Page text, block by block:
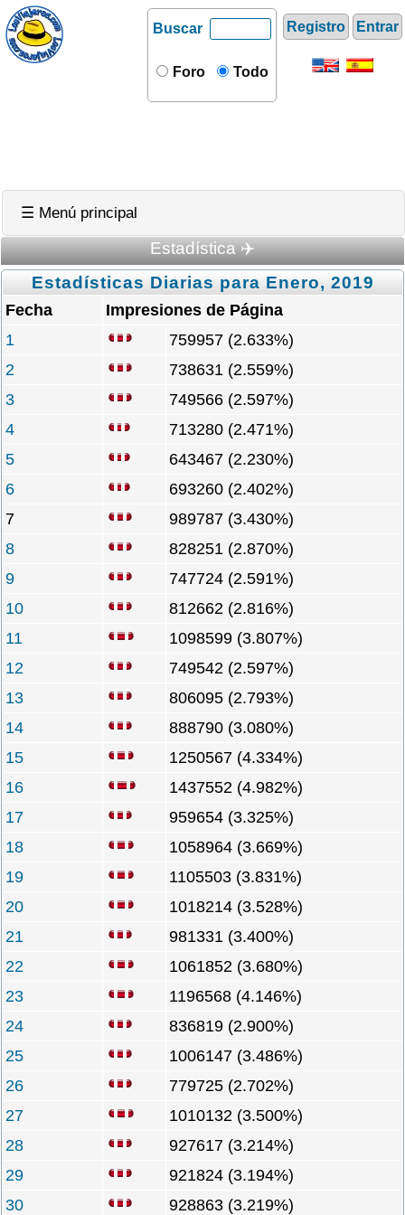
Registro Entrar
Buscar
Foro Todo
☰ Menú principal
Estadística ✈️
Estadísticas Diarias para Enero, 2019
Fecha
Impresiones de Página
1
759957 (2.633%)
2
738631 (2.559%)
3
749566 (2.597%)
4
713280 (2.471%)
5
643467 (2.230%)
6
693260 (2.402%)
7
989787 (3.430%)
8
828251 (2.870%)
9
747724 (2.591%)
10
812662 (2.816%)
11
1098599 (3.807%)
12
749542 (2.597%)
13
806095 (2.793%)
14
888790 (3.080%)
15
1250567 (4.334%)
16
1437552 (4.982%)
17
959654 (3.325%)
18
1058964 (3.669%)
19
1105503 (3.831%)
20
1018214 (3.528%)
21
981331 (3.400%)
22
1061852 (3.680%)
23
1196568 (4.146%)
24
836819 (2.900%)
25
1006147 (3.486%)
26
779725 (2.702%)
27
1010132 (3.500%)
28
927617 (3.214%)
29
921824 (3.194%)
30
928863 (3.219%)